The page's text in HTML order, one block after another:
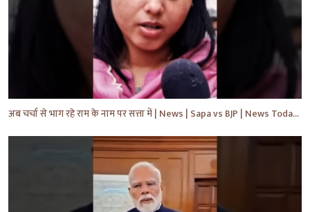
अब चर्चा से भाग रहे राम के नाम पर सत्ता में | News | Sapa vs BJP | News Today | Breaking #shorts #yt